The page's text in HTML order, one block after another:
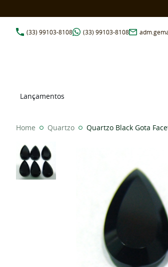
(33) 99103-8108 (33) 99103-8108
Lançamentos
Home Quartzo Quartzo Black Gota